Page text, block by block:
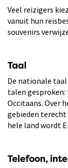
Veel reizigers
vanuit hun
souvenirs
Taal
De nationale taal
talen gesproken:
Occitaans. Over
gebieden
hele land wordt
Telefoon,